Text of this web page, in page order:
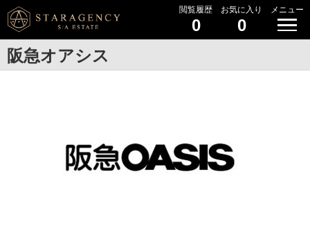
閲覧履歴
0
お気に入り
0
メニュー
阪急オアシス